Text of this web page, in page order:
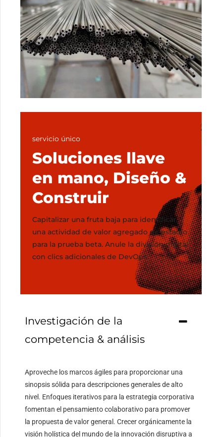
servicio único
Soluciones llave
en mano, Diseño &
Construir
Capitalizar una fruta baja para identificar
una actividad de valor agregado de estadio
para la prueba beta. Anule la división digital
con clics adicionales de DevOps.
Investigación de la
competencia & análisis
Aproveche los marcos ágiles para proporcionar una
sinopsis sólida para descripciones generales de alto
nivel. Enfoques iterativos para la estrategia corporativa
fomentan el pensamiento colaborativo para promover
la propuesta de valor general. Crecer orgánicamente la
visión holística del mundo de la innovación disruptiva a